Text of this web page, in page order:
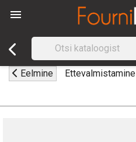

Eelmine Ettevalmistamine